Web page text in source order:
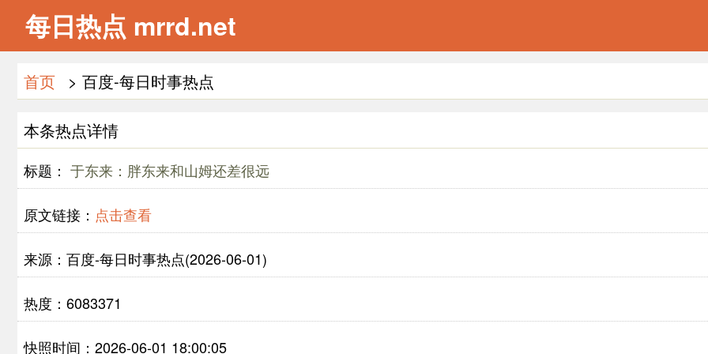
每日热点 mrrd.net
首页 > 百度-每日时事热点
本条热点详情
标题： 于东来：胖东来和山姆还差很远
原文链接： 点击查看
来源：百度-每日时事热点(2026-06-01)
热度：6083371
快照时间：2026-06-01 18:00:05